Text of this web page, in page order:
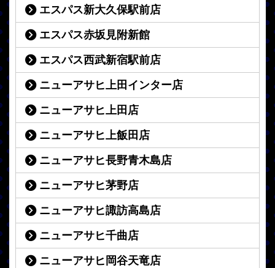
エスパス新大久保駅前店
エスパス赤坂見附新館
エスパス西武新宿駅前店
ニューアサヒ上田インター店
ニューアサヒ上田店
ニューアサヒ上飯田店
ニューアサヒ長野青木島店
ニューアサヒ茅野店
ニューアサヒ諏訪高島店
ニューアサヒ千曲店
ニューアサヒ岡谷天竜店